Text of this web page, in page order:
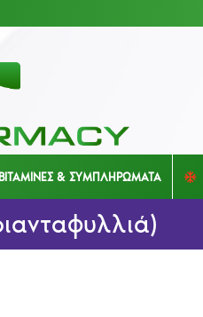
ΒΙΤΑΜΙΝΕΣ & ΣΥΜΠΛΗΡΩΜΑΤΑ